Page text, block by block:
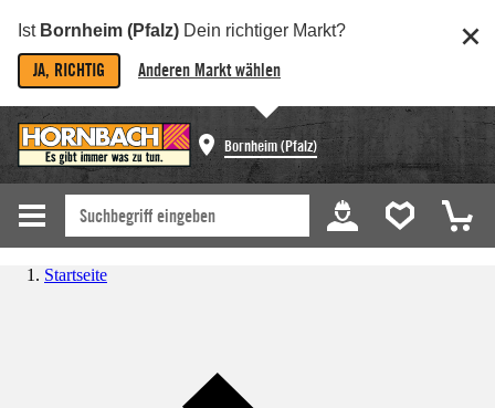
Ist Bornheim (Pfalz) Dein richtiger Markt?
JA, RICHTIG Anderen Markt wählen
Bornheim (Pfalz)
Startseite